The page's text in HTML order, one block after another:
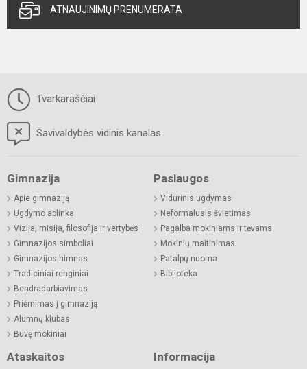
ATNAUJINIMŲ PRENUMERATA
Tvarkaraščiai
Savivaldybės vidinis kanalas
Gimnazija
Apie gimnaziją
Ugdymo aplinka
Vizija, misija, filosofija ir vertybės
Gimnazijos simboliai
Gimnazijos himnas
Tradiciniai renginiai
Bendradarbiavimas
Priėmimas į gimnaziją
Alumnų klubas
Buvę mokiniai
Paslaugos
Vidurinis ugdymas
Neformalusis švietimas
Pagalba mokiniams ir tėvams
Mokinių maitinimas
Patalpų nuoma
Biblioteka
Ataskaitos Informacija